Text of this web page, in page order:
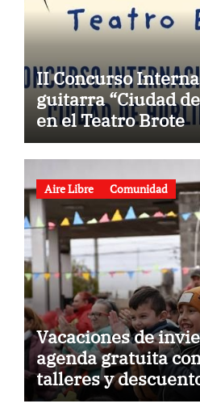
II Concurso
guitarra “Ciudad
en el Teatro Brote
Aire Libre Comunidad
Vacaciones de
agenda gratuita
talleres y
gastronomía